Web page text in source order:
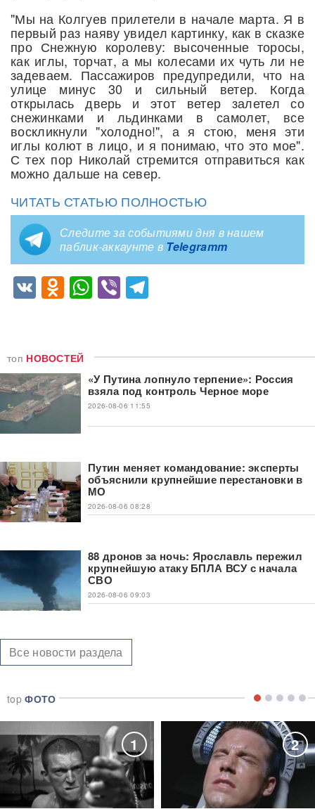
"Мы на Колгуев прилетели в начале марта. Я в
первый раз наяву увидел картинку, как в сказке
про Снежную королеву: высоченные торосы,
как иглы, торчат, а мы колесами их чуть ли не
задеваем. Пассажиров предупредили, что на
улице минус 30 и сильный ветер. Когда
открылась дверь и этот ветер залетел со
снежинками и льдинками в самолет, все
воскликнули "холодно!", а я стою, меня эти
иглы колют в лицо, и я понимаю, что это мое".
С тех пор Николай стремится отправиться как
можно дальше на север.
ЧИТАТЬ СТАТЬЮ ПОЛНОСТЬЮ
Следите за событиями дня в нашем
паблик-аккаунте в Telegramm
VKOdnoklassniki
WhatsApp
Viber
топ НОВОСТЕЙ
«У Путина лопнуло терпение»: Россия
взяла под контроль Черное море
2026-08-06 11:55
Путин меняет командование: эксперты
объяснили крупнейшие перестановки в
МО
2026-08-06 08:28
88 дронов за ночь: Ярославль пережил
крупнейшую атаку БПЛА ВСУ с начала
СВО
2026-08-06 09:03
Все новости раздела
topФОТО
1 2